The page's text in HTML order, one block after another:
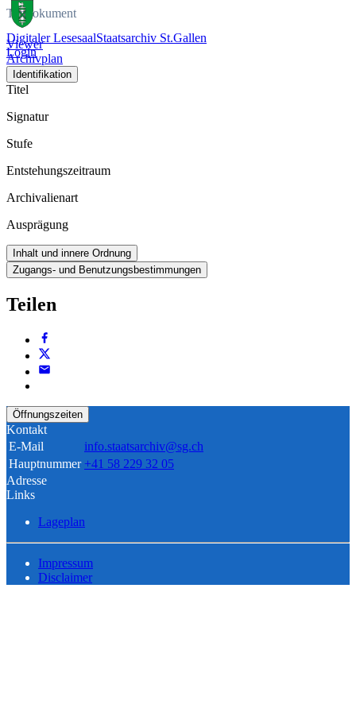
Digitaler LesesaalStaatsarchiv St.Gallen
Login
Tondokument
Viewer
Archivplan
Identifikation
Titel
Signatur
Stufe
Entstehungszeitraum
Archivalienart
Ausprägung
Inhalt und innere Ordnung
Zugangs- und Benutzungsbestimmungen
Teilen
Öffnungszeiten
Kontakt
E-Mail
info.staatsarchiv@sg.ch
Hauptnummer +41 58 229 32 05
Adresse
Links
Lageplan
Impressum
Disclaimer